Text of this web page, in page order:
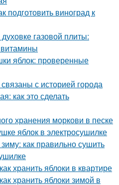
подготовить виноград к
газовой плиты:
витамины
яблок: проверенные
с историей города
как это сделать
хранения моркови в песке
яблок в электросушилке
как правильно сушить
хранить яблоки в квартире
хранить яблоки зимой в